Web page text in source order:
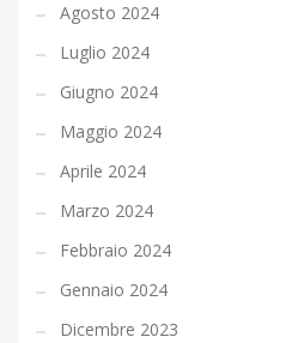
Agosto 2024
Luglio 2024
Giugno 2024
Maggio 2024
Aprile 2024
Marzo 2024
Febbraio 2024
Gennaio 2024
Dicembre 2023